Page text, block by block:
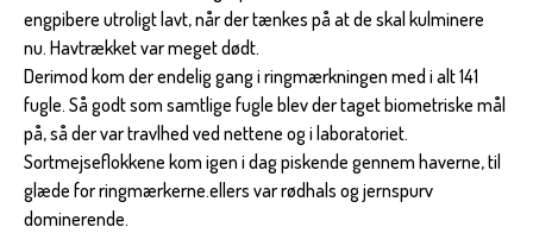
engpibere utroligt lavt, når der tænkes på at de skal kulminere
nu. Havtrækket var meget dødt.
Derimod kom der endelig gang i ringmærkningen med i alt 141
fugle. Så godt som samtlige fugle blev der taget biometriske mål
på, så der var travlhed ved nettene og i laboratoriet.
Sortmejseflokkene kom igen i dag piskende gennem haverne, til
glæde for ringmærkerne.ellers var rødhals og jernspurv
dominerende.